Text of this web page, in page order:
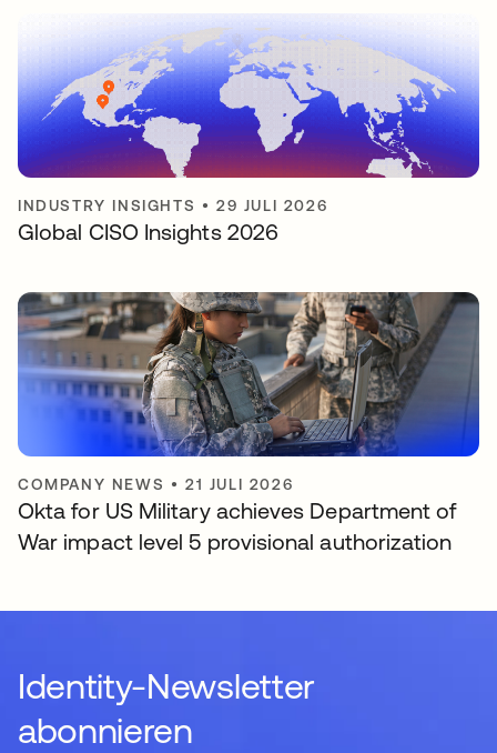
INDUSTRY INSIGHTS •29 JULI 2026
Global CISO Insights 2026
COMPANY NEWS •21 JULI 2026
Okta for US Military achieves Department of
War impact level 5 provisional authorization
Identity-Newsletter
abonnieren